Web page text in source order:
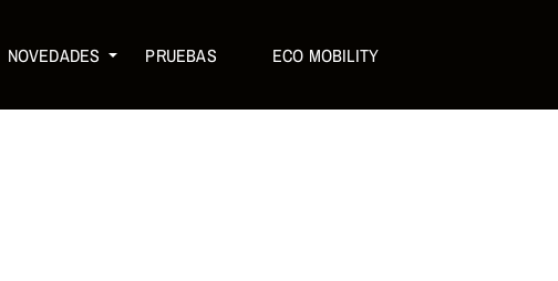
NOVEDADES PRUEBAS ECO MOBILITY